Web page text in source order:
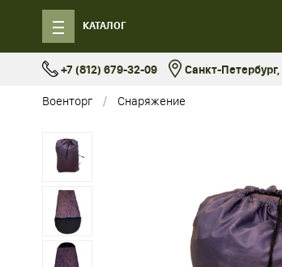
КАТАЛОГ
+7 (812) 679-32-09 Санкт-
Военторг Снаряжение